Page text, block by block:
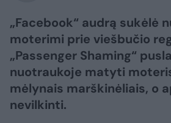
„Facebook“ audrą sukėlė
moterimi prie viešbučio
„Passenger Shaming“
nuotraukoje matyti
mėlynais marškinėliais, o
nevilkinti.